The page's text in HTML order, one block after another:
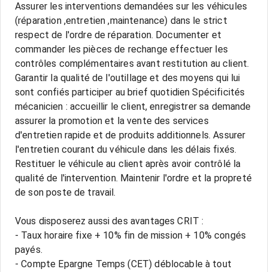
Assurer les interventions demandées sur les véhicules
(réparation ,entretien ,maintenance) dans le strict
respect de l'ordre de réparation. Documenter et
commander les pièces de rechange effectuer les
contrôles complémentaires avant restitution au client.
Garantir la qualité de l'outillage et des moyens qui lui
sont confiés participer au brief quotidien Spécificités
mécanicien : accueillir le client, enregistrer sa demande
assurer la promotion et la vente des services
d'entretien rapide et de produits additionnels. Assurer
l'entretien courant du véhicule dans les délais fixés.
Restituer le véhicule au client après avoir contrôlé la
qualité de l'intervention. Maintenir l'ordre et la propreté
de son poste de travail.
Vous disposerez aussi des avantages CRIT :
- Taux horaire fixe + 10% fin de mission + 10% congés
payés.
- Compte Epargne Temps (CET) déblocable à tout